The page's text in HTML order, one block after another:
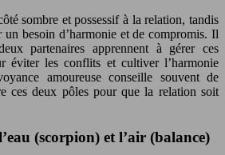
sombre et possessif à la relation, tandis
besoin d’harmonie et de compromis. Il
partenaires apprennent à gérer ces
éviter les conflits et cultiver l’harmonie
amoureuse conseille souvent de
ces deux pôles pour que la relation soit
(scorpion) et l’air (balance)